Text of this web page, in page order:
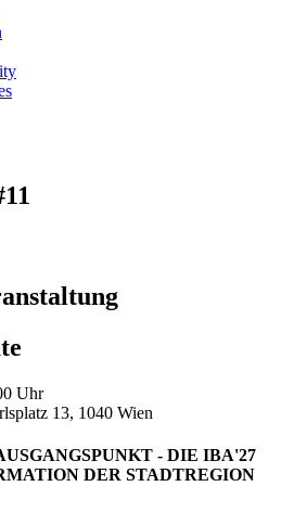
Uhr
13, 1040 Wien
- DIE IBA'27
DER STADTREGION